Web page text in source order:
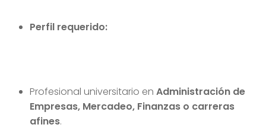
Perfil requerido:
Profesional universitario enAdministración de
Empresas, Mercadeo, Finanzas o carreras
afines.